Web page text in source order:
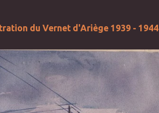
du Vernet d'Ariège 1939 - 1944